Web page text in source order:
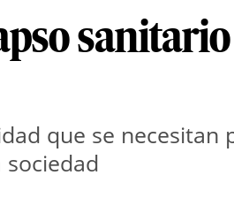
que se necesitan